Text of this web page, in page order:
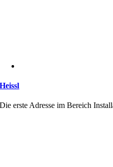
Heissl
Die erste Adresse im Bereich